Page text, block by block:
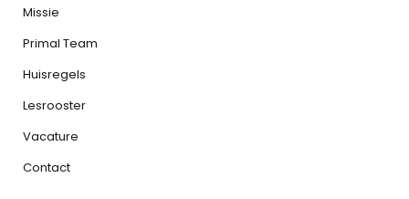
Missie
Primal Team
Huisregels
Lesrooster
Vacature
Contact